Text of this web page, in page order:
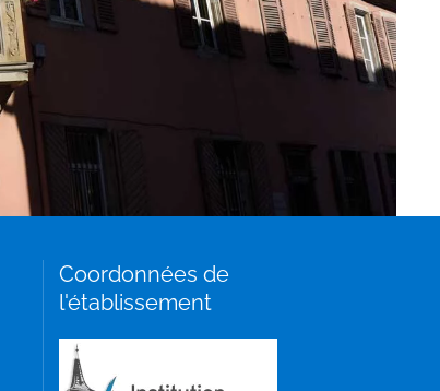
Coordonnées de
l'établissement